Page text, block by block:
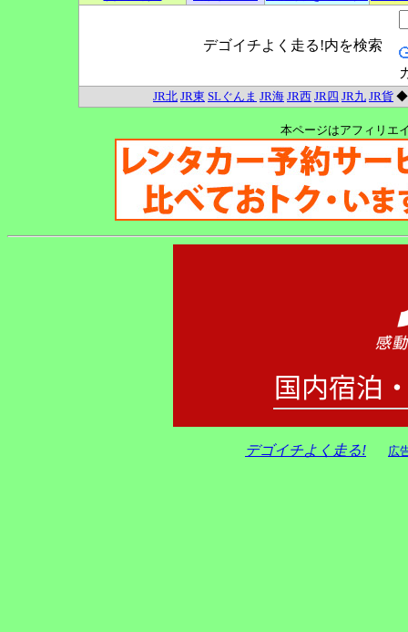
デゴイチよく走る!内を検索
JR北 JR東 SLぐんま JR海 JR西 JR四 JR九 JR貨
本ページはアフィリエ
デゴイチよく走る! 広